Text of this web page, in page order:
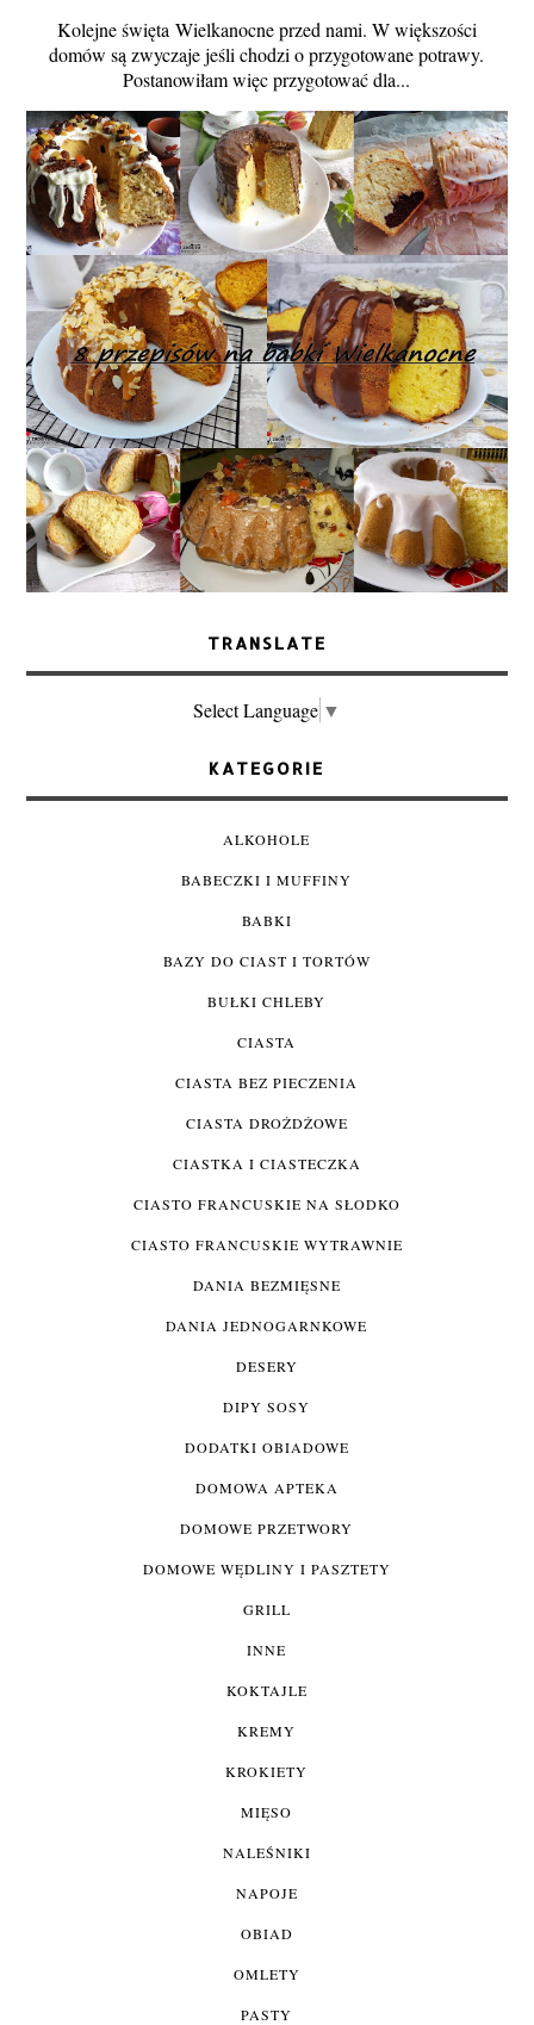
Kolejne święta Wielkanocne przed nami. W większości
domów są zwyczaje jeśli chodzi o przygotowane potrawy.
Postanowiłam więc przygotować dla...
TRANSLATE
Select Language ▼
KATEGORIE
ALKOHOLE
BABECZKI I MUFFINY
BABKI
BAZY DO CIAST I TORTÓW
BUŁKI CHLEBY
CIASTA
CIASTA BEZ PIECZENIA
CIASTA DROŻDŻOWE
CIASTKA I CIASTECZKA
CIASTO FRANCUSKIE NA SŁODKO
CIASTO FRANCUSKIE WYTRAWNIE
DANIA BEZMIĘSNE
DANIA JEDNOGARNKOWE
DESERY
DIPY SOSY
DODATKI OBIADOWE
DOMOWA APTEKA
DOMOWE PRZETWORY
DOMOWE WĘDLINY I PASZTETY
GRILL
INNE
KOKTAJLE
KREMY
KROKIETY
MIĘSO
NALEŚNIKI
NAPOJE
OBIAD
OMLETY
PASTY